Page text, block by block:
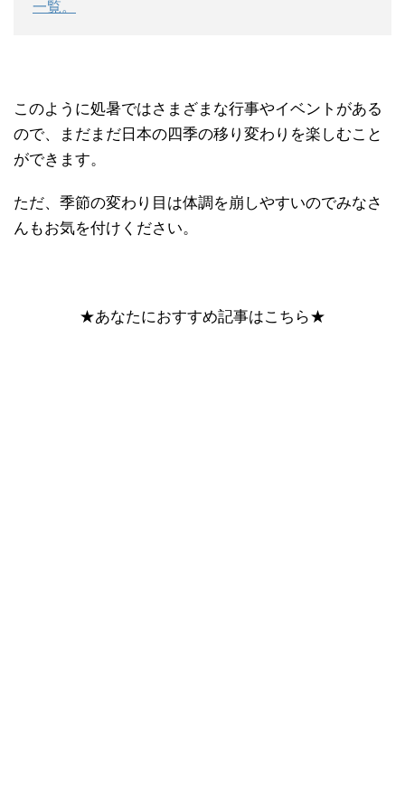
一覧。
このように処暑ではさまざまな行事やイベントがある
ので、まだまだ日本の四季の移り変わりを楽しむこと
ができます。
ただ、季節の変わり目は体調を崩しやすいのでみなさ
んもお気を付けください。
★あなたにおすすめ記事はこちら★